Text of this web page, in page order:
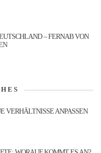
– FERNAB VON
VERHÄLTNISSE ANPASSEN